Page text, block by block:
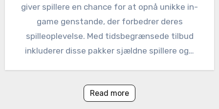
giver spillere en chance for at opnå unikke in-
game genstande, der forbedrer deres
spilleoplevelse. Med tidsbegrænsede tilbud
inkluderer disse pakker sjældne spillere og…
Read more